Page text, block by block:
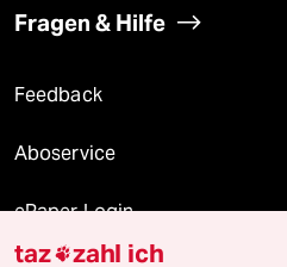
Fragen & Hilfe
Feedback
Aboservice
ePaper Login
taz zahl ich